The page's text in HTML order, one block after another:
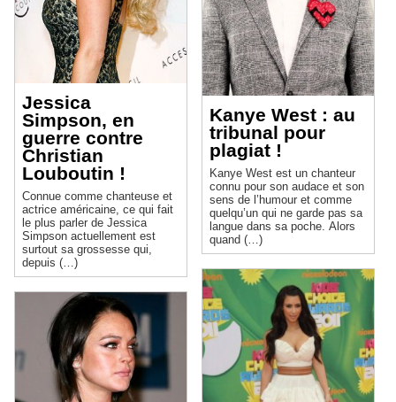
Jessica
Simpson, en
guerre contre
Christian
Louboutin !
Connue comme chanteuse et
actrice américaine, ce qui fait
le plus parler de Jessica
Simpson actuellement est
surtout sa grossesse qui,
depuis (…)
Kanye West : au
tribunal pour
plagiat !
Kanye West est un chanteur
connu pour son audace et son
sens de l’humour et comme
quelqu’un qui ne garde pas sa
langue dans sa poche. Alors
quand (…)